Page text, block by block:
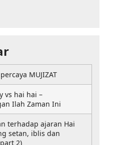
MUJIZAT
vs hai hai –
Ilah Zaman Ini
terhadap ajaran Hai
setan, iblis dan
2)